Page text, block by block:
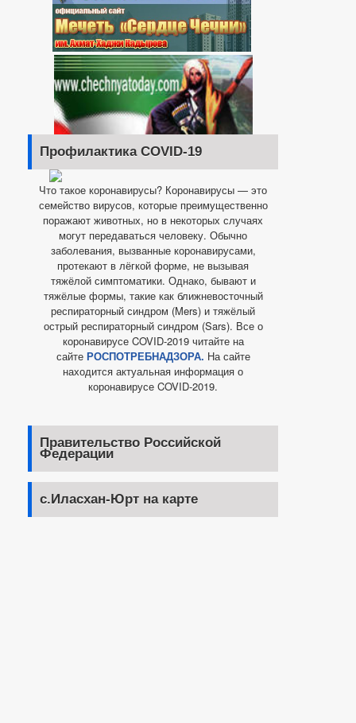
Профилактика COVID-19
Что такое коронавирусы? Коронавирусы — это
семейство вирусов, которые преимущественно
поражают животных, но в некоторых случаях
могут передаваться человеку. Обычно
заболевания, вызванные коронавирусами,
протекают в лёгкой форме, не вызывая
тяжёлой симптоматики. Однако, бывают и
тяжёлые формы, такие как ближневосточный
респираторный синдром (Mers) и тяжёлый
острый респираторный синдром (Sars). Все о
коронавирусе COVID-2019 читайте на
сайте РОСПОТРЕБНАДЗОРА. На сайте
находится актуальная информация о
коронавирусе COVID-2019.
Правительство Российской
Федерации
с.Иласхан-Юрт на карте